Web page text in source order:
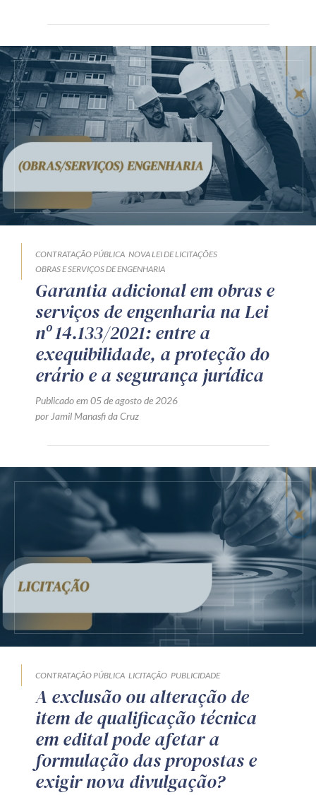
CONTRATAÇÃO PÚBLICA NOVA LEI DE LICITAÇÕES
OBRAS E SERVIÇOS DE ENGENHARIA
Garantia adicional em obras e
serviços de engenharia na Lei
nº 14.133/2021: entre a
exequibilidade, a proteção do
erário e a segurança jurídica
Publicado em 05 de agosto de 2026
por Jamil Manasfi da Cruz
CONTRATAÇÃO PÚBLICA LICITAÇÃO PUBLICIDADE
A exclusão ou alteração de
item de qualificação técnica
em edital pode afetar a
formulação das propostas e
exigir nova divulgação?